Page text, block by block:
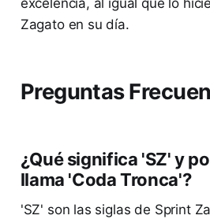
excelencia, al igual que lo
Zagato en su día.
Preguntas
¿Qué significa 'SZ' y
llama 'Coda Tronca'?
'SZ' son las siglas de Sprint